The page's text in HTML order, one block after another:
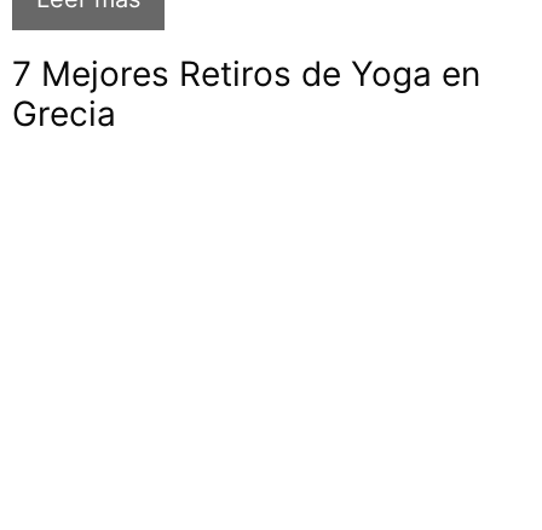
7 Mejores Retiros de Yoga en
Grecia